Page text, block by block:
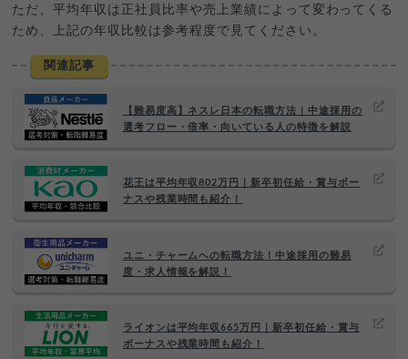
ただ、平均年収は正社員比率や売上業績によって変わってくる
ため、上記の年収比較は参考程度で見てください。
関連記事
【難易度高】ネスレ日本の転職方法｜中途採用の
選考フロー・倍率・向いている人の特徴を解説
花王は平均年収802万円｜新卒初任給・賞与ボー
ナスや残業時間も紹介！
ユニ・チャームへの転職方法！中途採用の難易
度・求人情報を解説！
ライオンは平均年収665万円｜新卒初任給・賞与
ボーナスや残業時間も紹介！